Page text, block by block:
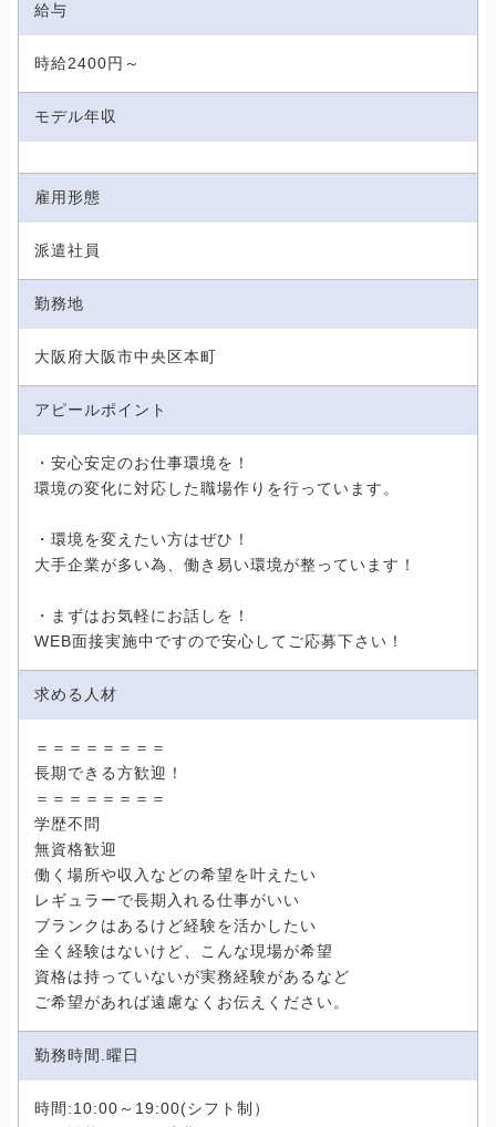
給与
時給2400円～
モデル年収
雇用形態
派遣社員
勤務地
大阪府大阪市中央区本町
アピールポイント
・安心安定のお仕事環境を！
環境の変化に対応した職場作りを行っています。
・環境を変えたい方はぜひ！
大手企業が多い為、働き易い環境が整っています！
・まずはお気軽にお話しを！
WEB面接実施中ですので安心してご応募下さい！
求める人材
＝＝＝＝＝＝＝＝
長期できる方歓迎！
＝＝＝＝＝＝＝＝
学歴不問
無資格歓迎
働く場所や収入などの希望を叶えたい
レギュラーで長期入れる仕事がいい
ブランクはあるけど経験を活かしたい
全く経験はないけど、こんな現場が希望
資格は持っていないが実務経験があるなど
ご希望があれば遠慮なくお伝えください。
勤務時間.曜日
時間:10:00～19:00(シフト制）